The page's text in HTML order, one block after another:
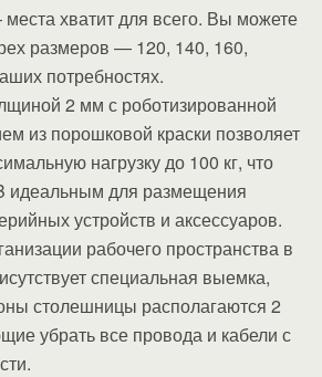
хватит для всего. Вы можете
размеров — 120, 140, 160,
потребностях.
2 мм с роботизированной
из порошковой краски позволяет
нагрузку до 100 кг, что
идеальным для размещения
устройств и аксессуаров.
рабочего пространства в
специальная выемка,
столешницы располагаются 2
убрать все провода и кабели с